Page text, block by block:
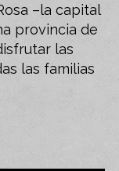
–la capital
provincia de
las
las familias